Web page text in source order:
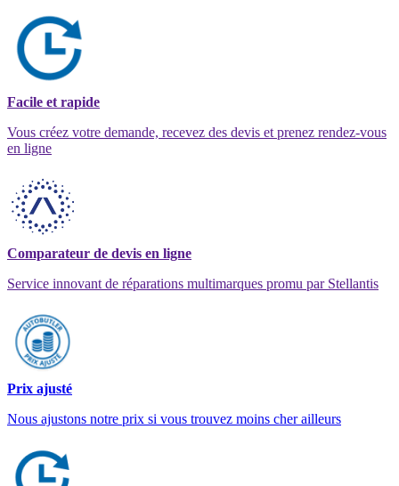
Facile et rapide
Vous créez votre demande, recevez des devis et prenez rendez-vous
en ligne
Comparateur de devis en ligne
Service innovant de réparations multimarques promu par Stellantis
Prix ajusté
Nous ajustons notre prix si vous trouvez moins cher ailleurs